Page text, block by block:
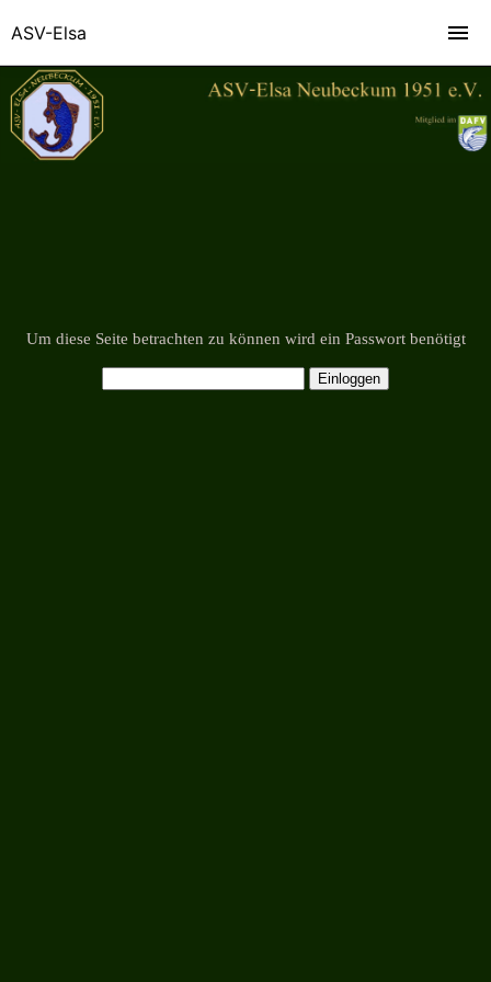
Um diese Seite betrachten zu können wird ein Passwort benötigt
ASV-Elsa